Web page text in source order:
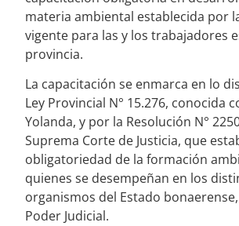
materia ambiental establecida por
vigente para las y los trabajadores
provincia.
La capacitación se enmarca en lo
Ley Provincial N° 15.276, conocida
Yolanda, y por la Resolución N°
Suprema Corte de Justicia, que
obligatoriedad de la formación
quienes se desempeñan en los
organismos del Estado
Poder Judicial.